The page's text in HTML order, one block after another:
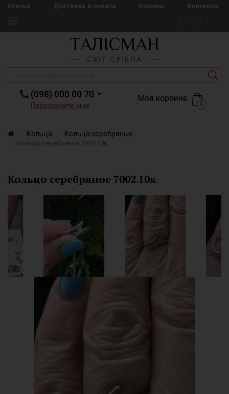
Статьи Доставка и оплата Отзывы Контакты
(098) 000 00 70
Перезвоните мне
Моя корзина:
0
Кольца Кольца серебряные
Кольцо серебряное 7002.10к
Кольцо серебряное 7002.10к